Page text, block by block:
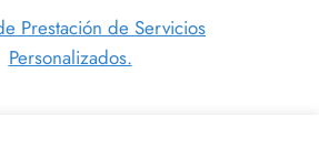
Prestación de Servicios
Personalizados.